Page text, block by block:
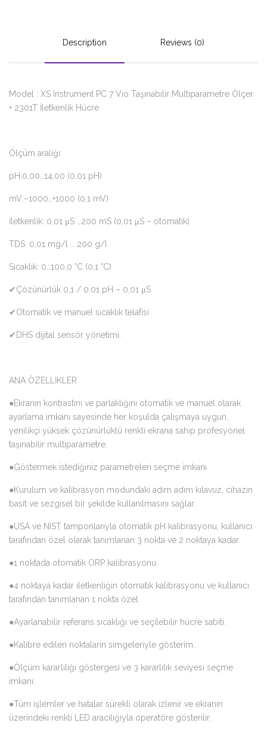
Description Reviews (0)
Model : XS Instrument PC 7 Vio Taşınabilir Multiparametre Ölçer
+ 2301T İletkenlik Hücre
Ölçüm aralığı:
pH:0,00…14,00 (0,01 pH)
mV:–1000…+1000 (0,1 mV)
İletkenlik: 0,01 μS …200 mS (0,01 μS – otomatik)
TDS: 0,01 mg/l … 200 g/l
Sıcaklık: 0…100,0 °C (0,1 °C)
✔Çözünürlük 0,1 / 0,01 pH – 0,01 μS
✔Otomatik ve manuel sıcaklık telafisi
✔DHS dijital sensör yönetimi.
ANA ÖZELLİKLER
●Ekranın kontrastını ve parlaklığını otomatik ve manuel olarak
ayarlama imkanı sayesinde her koşulda çalışmaya uygun,
yenilikçi yüksek çözünürlüklü renkli ekrana sahip profesyonel
taşınabilir multiparametre.
●Göstermek istediğiniz parametreleri seçme imkanı.
●Kurulum ve kalibrasyon modundaki adım adım kılavuz, cihazın
basit ve sezgisel bir şekilde kullanılmasını sağlar.
●USA ve NIST tamponlarıyla otomatik pH kalibrasyonu, kullanıcı
tarafından özel olarak tanımlanan 3 nokta ve 2 noktaya kadar.
●1 noktada otomatik ORP kalibrasyonu.
●4 noktaya kadar iletkenliğin otomatik kalibrasyonu ve kullanıcı
tarafından tanımlanan 1 nokta özel.
●Ayarlanabilir referans sıcaklığı ve seçilebilir hücre sabiti.
●Kalibre edilen noktaların simgeleriyle gösterim.
●Ölçüm kararlılığı göstergesi ve 3 kararlılık seviyesi seçme
imkanı.
●Tüm işlemler ve hatalar sürekli olarak izlenir ve ekranın
üzerindeki renkli LED aracılığıyla operatöre gösterilir.